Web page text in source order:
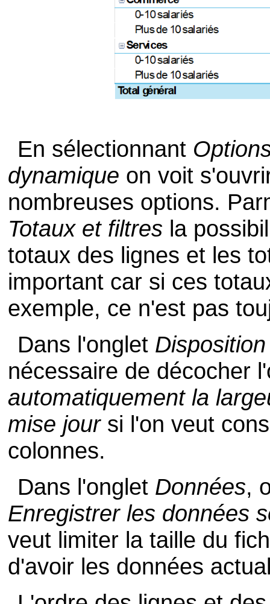
En sélectionnant
dynamique on voit
nombreuses options.
Totaux et filtres la
totaux des lignes et les
important car si ces
exemple, ce n'est pas
Dans l'onglet
nécessaire de décocher
automatiquement la
mise joursi l'on veut
colonnes.
Dans l'onglet Données,
Enregistrer les données
veut limiter la taille du
d'avoir les données